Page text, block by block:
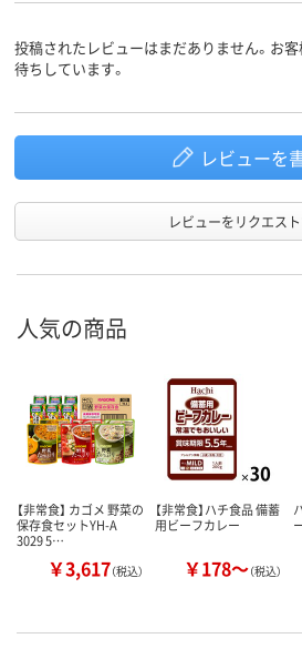
投稿されたレビューはまだありません。お
待ちしています。
レビューを
レビューをリクエス
人気の商品
【非常食】 カゴメ 野菜の
保存食セットYH-A
3029 5…
￥3,617（税込）
【非常食】ハチ食品 備蓄
用ビーフカレー
￥178～（税込）